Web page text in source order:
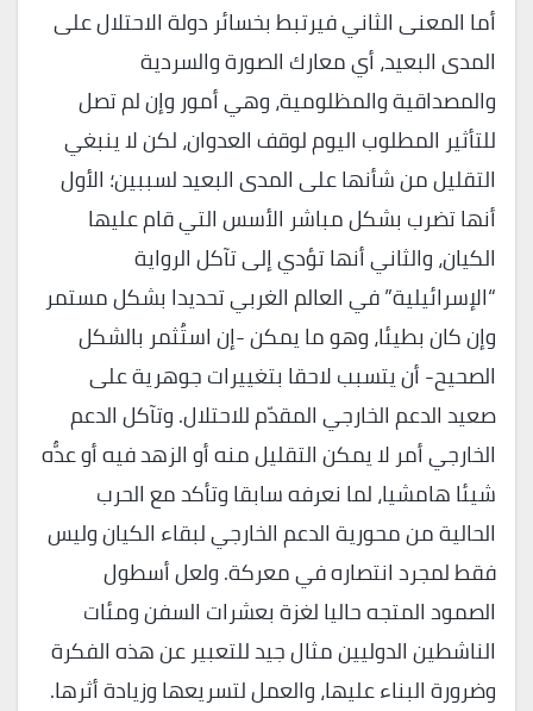
أما المعنى الثاني فيرتبط بخسائر دولة الاحتلال على
المدى البعيد، أي معارك الصورة والسردية
والمصداقية والمظلومية، وهي أمور وإن لم تصل
للتأثير المطلوب اليوم لوقف العدوان، لكن لا ينبغي
التقليل من شأنها على المدى البعيد لسببين؛ الأول
أنها تضرب بشكل مباشر الأسس التي قام عليها
الكيان، والثاني أنها تؤدي إلى تآكل الرواية
“الإسرائيلية” في العالم الغربي تحديدا بشكل مستمر
وإن كان بطيئا، وهو ما يمكن -إن استُثمر بالشكل
الصحيح- أن يتسبب لاحقا بتغييرات جوهرية على
صعيد الدعم الخارجي المقدّم للاحتلال. وتآكل الدعم
الخارجي أمر لا يمكن التقليل منه أو الزهد فيه أو عدُّه
شيئا هامشيا، لما نعرفه سابقا وتأكد مع الحرب
الحالية من محورية الدعم الخارجي لبقاء الكيان وليس
فقط لمجرد انتصاره في معركة. ولعل أسطول
الصمود المتجه حاليا لغزة بعشرات السفن ومئات
الناشطين الدوليين مثال جيد للتعبير عن هذه الفكرة
وضرورة البناء عليها، والعمل لتسريعها وزيادة أثرها.